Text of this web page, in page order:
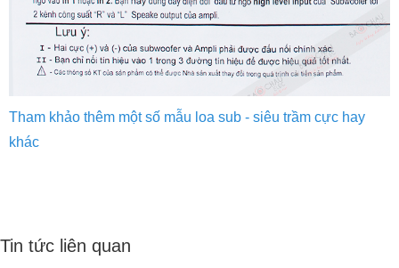
Tham khảo thêm một số mẫu loa sub - siêu trầm cực hay
khác
Tin tức liên quan